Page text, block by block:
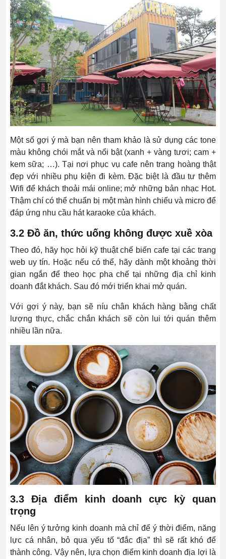
Một số gợi ý mà bạn nên tham khảo là sử dụng các tone
màu không chói mắt và nổi bật (xanh + vàng tươi; cam +
kem sữa; …). Tại nơi phục vụ cafe nên trang hoàng thật
đẹp với nhiều phụ kiện đi kèm. Đặc biệt là đầu tư thêm
Wifi để khách thoải mái online; mở những bản nhạc Hot.
Thậm chí có thể chuẩn bị một màn hình chiếu và micro để
đáp ứng nhu cầu hát karaoke của khách.
3.2 Đồ ăn, thức uống không được xuề xòa
Theo đó, hãy học hỏi kỹ thuật chế biến cafe tại các trang
web uy tín. Hoặc nếu có thể, hãy dành một khoảng thời
gian ngắn để theo học pha chế tại những địa chỉ kinh
doanh đắt khách. Sau đó mới triển khai mở quán.
Với gợi ý này, bạn sẽ níu chân khách hàng bằng chất
lượng thực, chắc chắn khách sẽ còn lui tới quán thêm
nhiều lần nữa.
3.3 Địa điểm kinh doanh cực kỳ quan
trọng
Nếu lên ý tưởng kinh doanh mà chỉ để ý thời điểm, năng
lực cá nhân, bỏ qua yếu tố “đắc địa” thì sẽ rất khó để
thành công. Vậy nên, lựa chọn điểm kinh doanh địa lợi là